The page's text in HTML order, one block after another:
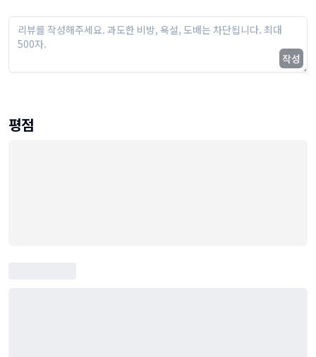
작성
평점